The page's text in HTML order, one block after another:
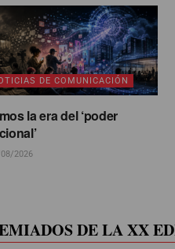
DE COMUNICACIÓN
la era del ‘poder
2026
DE LA XX